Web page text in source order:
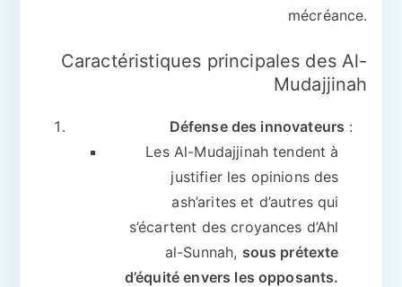
mécréance.
Caractéristiques principales des Al-
Mudajjinah
Défense des innovateurs :
Les Al-Mudajjinah tendent à
justifier les opinions des
ash’arites et d’autres qui
s’écartent des croyances d’Ahl
al-Sunnah, sous prétexte
d’équité envers les opposants.